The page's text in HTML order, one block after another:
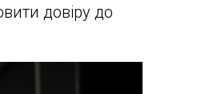
довіру до